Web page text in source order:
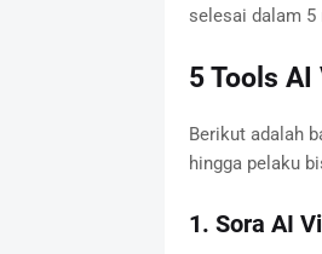
selesai dalam 5
5 Tools
Berikut adalah
hingga pelaku
1. Sora AI